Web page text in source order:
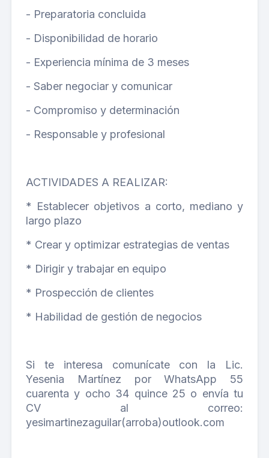
- Preparatoria concluida
- Disponibilidad de horario
- Experiencia mínima de 3 meses
- Saber negociar y comunicar
- Compromiso y determinación
- Responsable y profesional
ACTIVIDADES A REALIZAR:
* Establecer objetivos a corto, mediano y
largo plazo
* Crear y optimizar estrategias de ventas
* Dirigir y trabajar en equipo
* Prospección de clientes
* Habilidad de gestión de negocios
Si te interesa comunícate con la Lic.
Yesenia Martínez por WhatsApp 55
cuarenta y ocho 34 quince 25 o envía tu
CV al correo:
yesimartinezaguilar(arroba)outlook.com